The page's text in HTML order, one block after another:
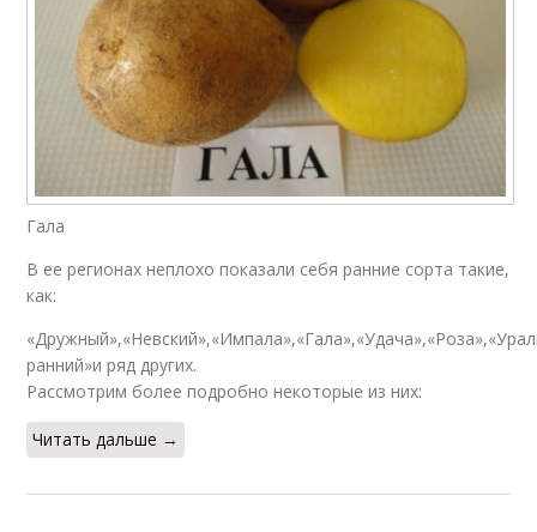
Гала
В ее регионах неплохо показали себя ранние сорта такие,
как:
ранний»и ряд других.
Рассмотрим более подробно некоторые из них:
Читать дальше →